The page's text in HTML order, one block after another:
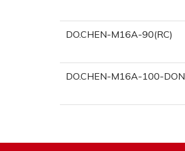
DO.CHEN-M16A-90(RC)
DO.CHEN-M16A-100-DON